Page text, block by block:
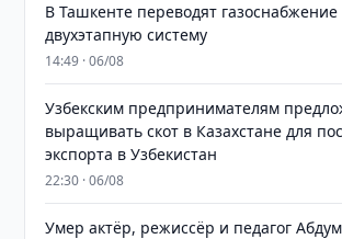
В Ташкенте переводят газоснабжение
двухэтапную систему
14:49 · 06/08
Узбекским предпринимателям
выращивать скот в Казахстане для
экспорта в Узбекистан
22:30 · 06/08
Умер актёр, режиссёр и педагог